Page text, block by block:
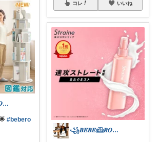
꧁𝑩𝑬𝑩𝑬𓊝𝑹𝑶𝑶𝑴꧂
#bebero
コレ いいね
꧁𝑩𝑬𝑩𝑬𓊝𝑹𝑶𝑶𝑴꧂